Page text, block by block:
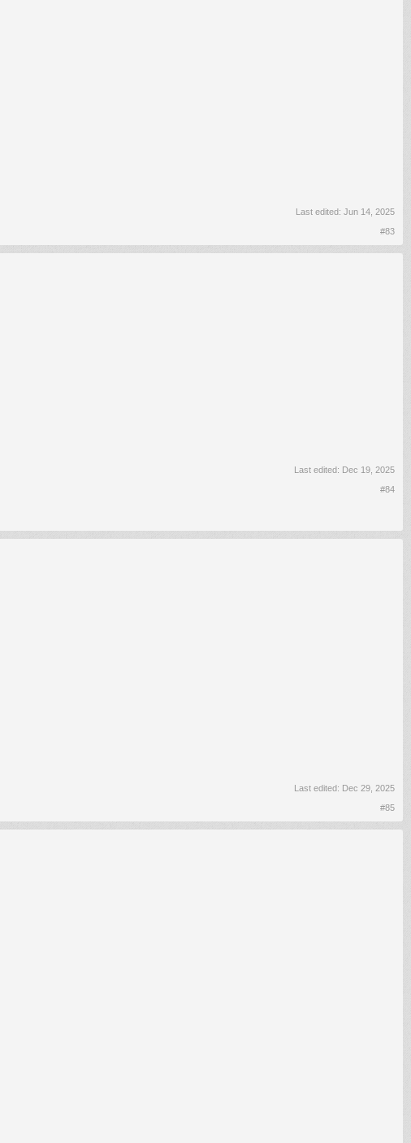
Last edited: Jun 14, 2025
#83
Last edited: Dec 19, 2025
#84
Last edited: Dec 29, 2025
#85